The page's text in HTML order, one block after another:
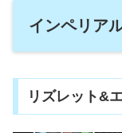
インペリア
リズレット&